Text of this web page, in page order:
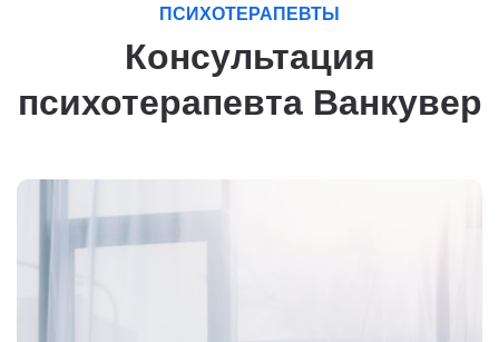
ПСИХОТЕРАПЕВТЫ
Консультация
психотерапевта Ванкувер